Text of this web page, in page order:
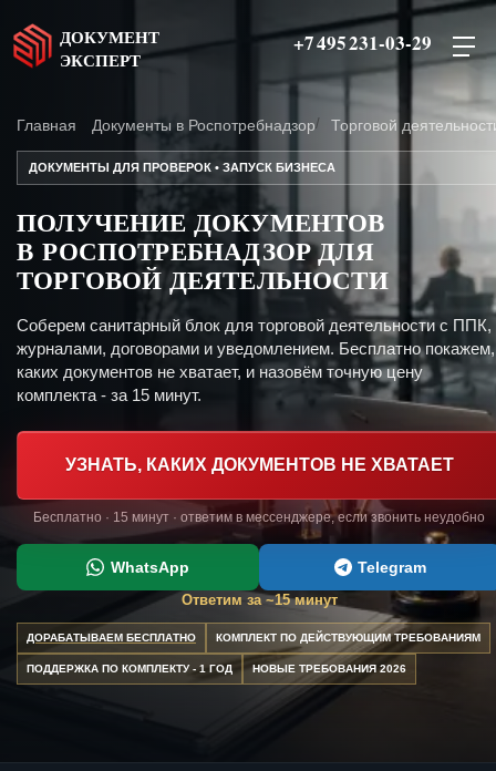
ДОКУМЕНТ
ЭКСПЕРТ
+7 495 231-03-29
Главная Документы в Роспотребнадзор Торговой
ДОКУМЕНТЫ ДЛЯ ПРОВЕРОК • ЗАПУСК БИЗНЕСА
ПОЛУЧЕНИЕ ДОКУМЕНТОВ
В РОСПОТРЕБНАДЗОР ДЛЯ
ТОРГОВОЙ ДЕЯТЕЛЬНОСТИ
Соберем санитарный блок для торговой деятельности с ППК,
журналами, договорами и уведомлением. Бесплатно покажем,
каких документов не хватает, и назовём точную цену
комплекта - за 15 минут.
УЗНАТЬ, КАКИХ ДОКУМЕНТОВ НЕ ХВАТАЕТ
Бесплатно · 15 минут · ответим в мессенджере, если звонить неудобно
WhatsApp Telegram
Ответим за ~15 минут
ДОРАБАТЫВАЕМ БЕСПЛАТНО КОМПЛЕКТ ПО ДЕЙСТВУЮЩИМ ТРЕБОВАНИЯМ
ПОДДЕРЖКА ПО КОМПЛЕКТУ - 1 ГОД НОВЫЕ ТРЕБОВАНИЯ 2026